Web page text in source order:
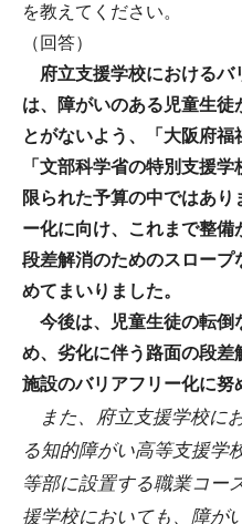
を教えてください。
（回答）
府立支援学校における
は、障がいのある児童生徒
とがないよう、「大阪府
「文部科学省の特別支援
限られた予算の中ではあり
ー化に向け、これまで整
段差解消のためのスロープ
めてまいりました。
今後は、児童生徒の転倒
め、劣化に伴う路面の段
施設のバリアフリー化に努
また、府立支援学校に
る知的障がい高等支援学
等部に設置する職業コー
援学校においても、障が